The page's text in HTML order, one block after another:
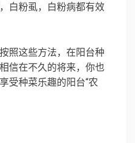
白粉虱，白粉病都有效
照这些方法，在阳台种
信在不久的将来，你也
受种菜乐趣的阳台“农